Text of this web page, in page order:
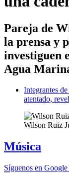
Pareja de
la prensa y
investiguen
Agua
Integrantes
atentado,
Wilson Ruiz
Música
Síguenos en